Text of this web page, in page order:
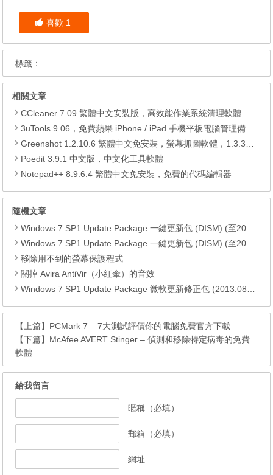
喜歡 1
標籤：
相關文章
CCleaner 7.09 繁體中文安裝版，高效能作業系統清理軟體
3uTools 9.06，免費蘋果 iPhone / iPad 手機平板電腦管理備份還原軟體
Greenshot 1.2.10.6 繁體中文免安裝，螢幕抓圖軟體，1.3.315 安裝版
Poedit 3.9.1 中文版，中文化工具軟體
Notepad++ 8.9.6.4 繁體中文免安裝，免費的代碼編輯器
隨機文章
Windows 7 SP1 Update Package 一鍵更新包 (DISM) (至2019.07)
Windows 7 SP1 Update Package 一鍵更新包 (DISM) (至2017.07)
移除用不到的螢幕保護程式
關掉 Avira AntiVir（小紅傘）的音效
Windows 7 SP1 Update Package 微軟更新修正包 (2013.08月份)
【上篇】 PCMark 7 – 7大測試評價你的電腦免費官方下載
【下篇】 McAfee AVERT Stinger – 偵測和移除特定病毒的免費
軟體
給我留言
暱稱（必填）
郵箱（必填）
網址